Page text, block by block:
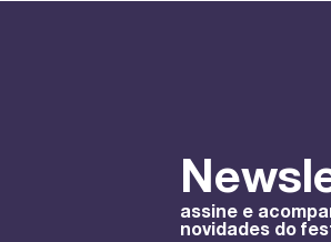
assine e
novidades do